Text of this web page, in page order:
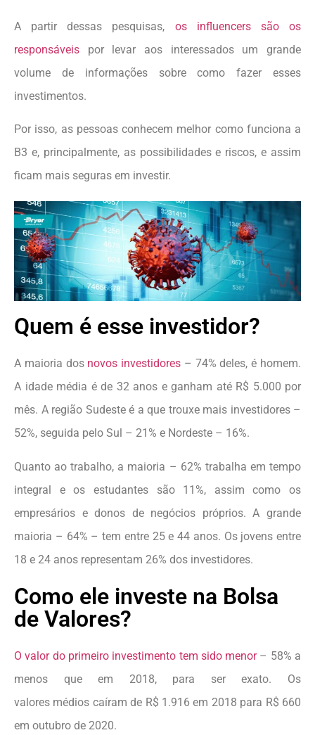
A partir dessas pesquisas, os influencers são os
responsáveis por levar aos interessados um grande
volume de informações sobre como fazer esses
investimentos.
Por isso, as pessoas conhecem melhor como funciona a
B3 e, principalmente, as possibilidades e riscos, e assim
ficam mais seguras em investir.
Quem é esse investidor?
A maioria dos novos investidores – 74% deles, é homem.
A idade média é de 32 anos e ganham até R$ 5.000 por
mês. A região Sudeste é a que trouxe mais investidores –
52%, seguida pelo Sul – 21% e Nordeste – 16%.
Quanto ao trabalho, a maioria – 62% trabalha em tempo
integral e os estudantes são 11%, assim como os
empresários e donos de negócios próprios. A grande
maioria – 64% – tem entre 25 e 44 anos. Os jovens entre
18 e 24 anos representam 26% dos investidores.
Como ele investe na Bolsa
de Valores?
O valor do primeiro investimento tem sido menor– 58% a
menos que em 2018, para ser exato. Os
valores médios caíram de R$ 1.916 em 2018 para R$ 660
em outubro de 2020.